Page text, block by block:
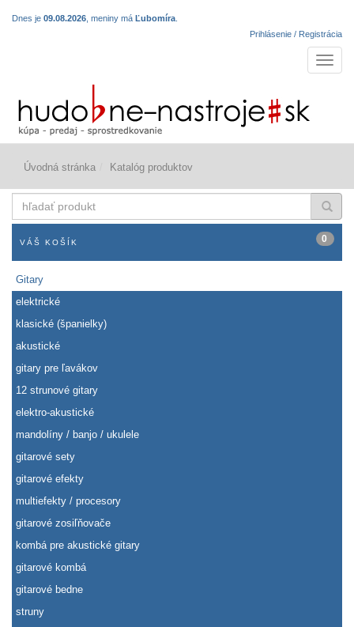
Dnes je 09.08.2026 , meniny má Ľubomíra
Prihlásenie / Registrácia
Úvodná stránka Katalóg produktov
produkt
VÁŠ KOŠÍK 0
Gitary
elektrické
klasické (španielky)
akustické
gitary pre ľavákov
12 strunové gitary
elektro-akustické
mandolíny / banjo / ukulele
gitarové sety
gitarové efekty
multiefekty / procesory
gitarové zosiľňovače
kombá pre akustické gitary
gitarové kombá
gitarové bedne
struny